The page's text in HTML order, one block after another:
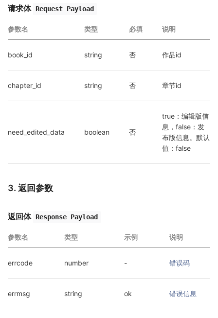
请求体 Request Payload
参数名 类型 必填 说明
book_id string 否 作品id
chapter_id string 否 章节id
need_edited_data boolean 否
true：编辑版信
息，false：发
布版信息。默认
值：false
3. 返回参数
返回体 Response Payload
参数名 类型 示例 说明
errcode number - 错误码
errmsg string ok 错误信息